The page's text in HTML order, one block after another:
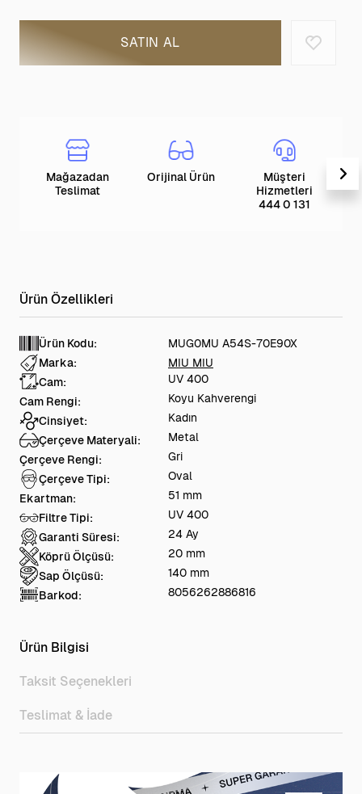
SATIN AL
Mağazadan
Teslimat
Orijinal Ürün
Müşteri
Hizmetleri
444 0 131
Ürün Kodu:
MUG0MU A54S-70E90X
Marka:
MIU MIU
Cam:
UV 400
Cam Rengi:
Koyu Kahverengi
Cinsiyet:
Kadın
Çerçeve Materyali:
Metal
Çerçeve Rengi:
Gri
Çerçeve Tipi:
Oval
Ekartman:
51 mm
Filtre Tipi:
UV 400
Garanti Süresi:
24 Ay
Köprü Ölçüsü:
20 mm
Sap Ölçüsü:
140 mm
Barkod:
8056262886816
Ürün Bilgisi
Taksit Seçenekleri
Teslimat & İade